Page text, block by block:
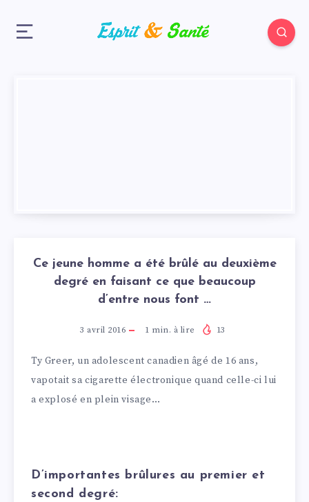
Ce jeune homme a été brûlé au deuxième
degré en faisant ce que beaucoup
d’entre nous font …
3 avril 2016 1 min. à lire 13
Ty Greer, un adolescent canadien âgé de 16 ans,
vapotait sa cigarette électronique quand celle-ci lui
a explosé en plein visage…
D’importantes brûlures au premier et
second degré: